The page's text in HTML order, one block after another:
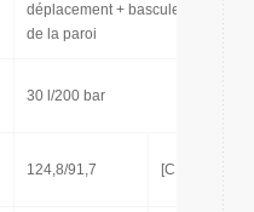
déplacement + basculement
de la paroi
30 l/200 bar
124,8/91,7 [CH/kW]